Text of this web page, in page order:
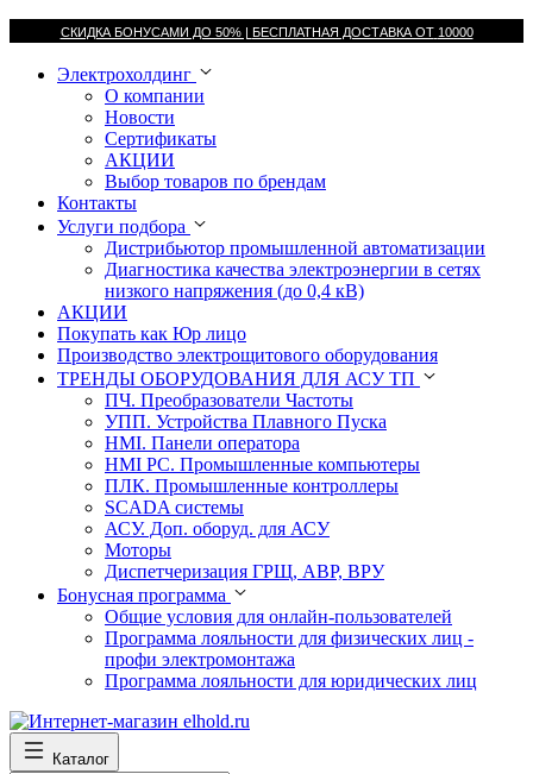
СКИДКА БОНУСАМИ ДО 50% | БЕСПЛАТНАЯ ДОСТАВКА ОТ 10000
Электрохолдинг
О компании
Новости
Сертификаты
АКЦИИ
Выбор товаров по брендам
Контакты
Услуги подбора
Дистрибьютор промышленной автоматизации
Диагностика качества электроэнергии в сетях
низкого напряжения (до 0,4 кВ)
АКЦИИ
Покупать как Юр лицо
Производство электрощитового оборудования
ТРЕНДЫ ОБОРУДОВАНИЯ ДЛЯ АСУ ТП
ПЧ. Преобразователи Частоты
УПП. Устройства Плавного Пуска
HMI. Панели оператора
HMI РС. Промышленные компьютеры
ПЛК. Промышленные контроллеры
SCADA системы
АСУ. Доп. оборуд. для АСУ
Моторы
Диспетчеризация ГРЩ, АВР, ВРУ
Бонусная программа
Общие условия для онлайн-пользователей
Программа лояльности для физических лиц -
профи электромонтажа
Программа лояльности для юридических лиц
Каталог